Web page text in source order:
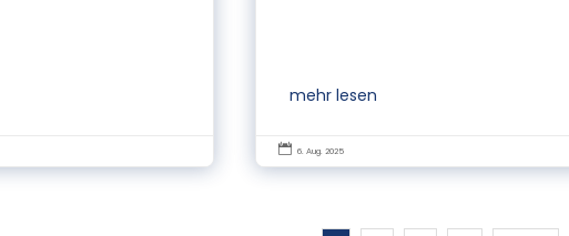
mehr lesen
 6. Aug. 2025